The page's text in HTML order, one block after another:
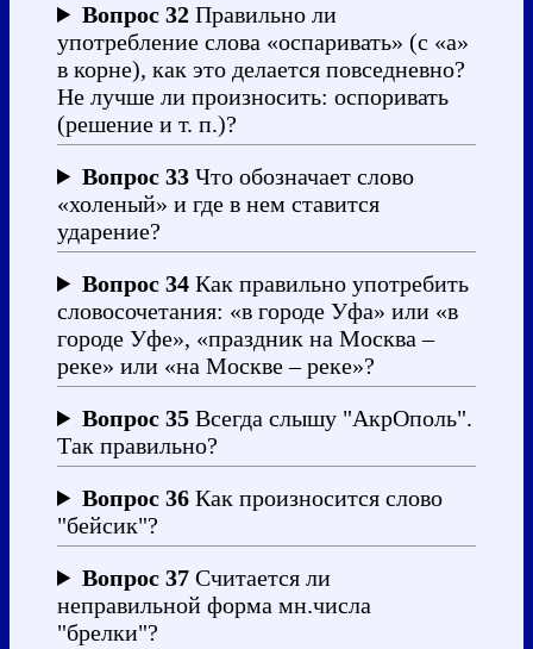
Вопрос 32 Правильно ли
употребление слова «оспаривать» (с «а»
в корне), как это делается повседневно?
Не лучше ли произносить: оспоривать
(решение и т. п.)?
Вопрос 33 Что обозначает слово
«холеный» и где в нем ставится
ударение?
Вопрос 34 Как правильно употребить
словосочетания: «в городе Уфа» или «в
городе Уфе», «праздник на Москва –
реке» или «на Москве – реке»?
Вопрос 35 Всегда слышу "АкрОполь".
Так правильно?
Вопрос 36 Как произносится слово
"бейсик"?
Вопрос 37 Считается ли
неправильной форма мн.числа
"брелки"?